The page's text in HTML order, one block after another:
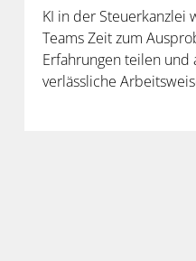
KI in der Steuerkanzlei
Teams Zeit zum
Erfahrungen teilen und
verlässliche